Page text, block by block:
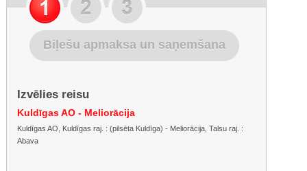
Biļešu apmaksa un saņemšana
Izvēlies reisu
Kuldīgas AO - Meliorācija
Kuldīgas AO, Kuldīgas raj. : (pilsēta Kuldīga) - Meliorācija, Talsu raj. :
Abava